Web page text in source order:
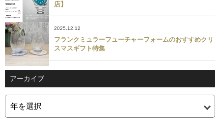
店】
2025.12.12
フランクミュラーフューチャーフォームのおすすめクリ
スマスギフト特集
アーカイブ